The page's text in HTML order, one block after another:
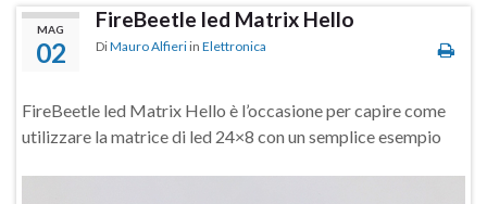
MAG
02
FireBeetle led Matrix Hello
DiMauro Alfieri in Elettronica
FireBeetle led Matrix Hello è l’occasione per capire come
utilizzare la matrice di led 24×8 con un semplice esempio